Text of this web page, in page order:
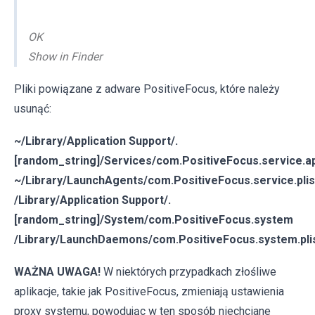
OK
Show in Finder
Pliki powiązane z adware PositiveFocus, które należy
usunąć:
~/Library/Application Support/.
[random_string]/Services/
~/Library/LaunchAgents/
/Library/Application Support/.
[random_string]/System/com.PositiveFocus.system
/Library/LaunchDaemons/
WAŻNA UWAGA! W niektórych przypadkach złośliwe
aplikacje, takie jak PositiveFocus, zmieniają ustawienia
proxy systemu, powodując w ten sposób niechciane